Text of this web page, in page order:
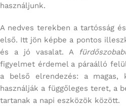
használjunk.
A nedves terekben a tartósság
első. Itt jön képbe a pontos
és a jó vasalat. A
figyelmet érdemel a páraálló
a belső elrendezés: a magas,
használják a függőleges teret, a
tartanak a napi eszközök között.